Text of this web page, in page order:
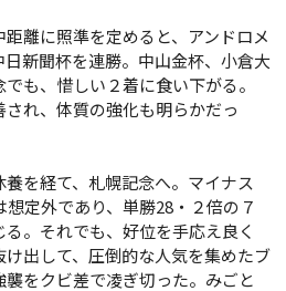
離に照準を定めると、アンドロメ
日新聞杯を連勝。中山金杯、小倉大
も、惜しい２着に食い下がる。
され、体質の強化も明らかだっ
を経て、札幌記念へ。マイナス
想定外であり、単勝28・２倍の７
。それでも、好位を手応え良く
出して、圧倒的な人気を集めたブ
襲をクビ差で凌ぎ切った。みごと